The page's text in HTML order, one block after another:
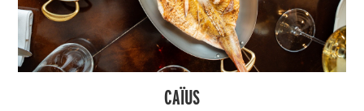
CAÏUS